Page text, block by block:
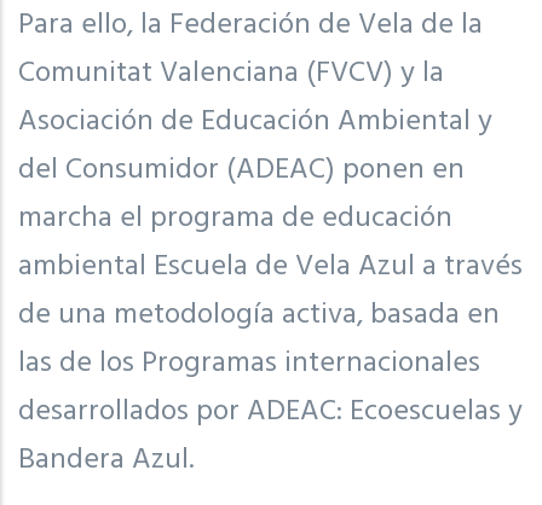
Para ello, la Federación de Vela de la
Comunitat Valenciana (FVCV) y la
Asociación de Educación Ambiental y
del Consumidor (ADEAC) ponen en
marcha el programa de educación
ambiental Escuela de Vela Azul a través
de una metodología activa, basada en
las de los Programas internacionales
desarrollados por ADEAC: Ecoescuelas y
Bandera Azul.